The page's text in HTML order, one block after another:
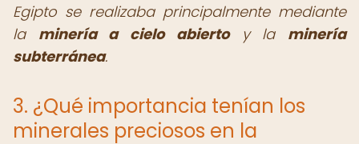
Egipto se realizaba principalmente mediante
la minería a cielo abiertoy la minería
subterránea.
3. ¿Qué importancia tenían los
minerales preciosos en la